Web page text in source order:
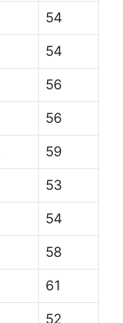
54
54
56
56
59
53
54
58
61
52